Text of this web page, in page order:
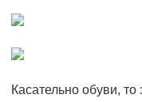
Касательно обуви,